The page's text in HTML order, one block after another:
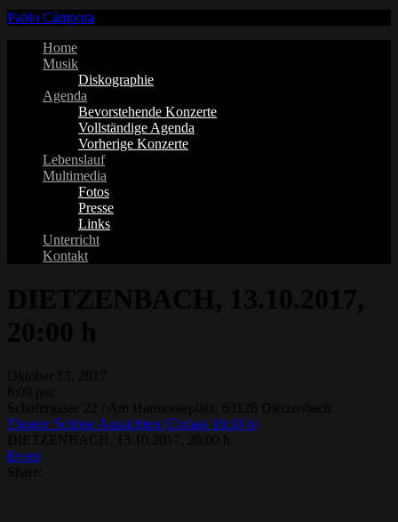
Pablo Cámpora
Home
Musik
Diskographie
Agenda
Bevorstehende Konzerte
Vollständige Agenda
Vorherige Konzerte
Lebenslauf
Multimedia
Fotos
Presse
Links
Unterricht
Kontakt
Theater Schöne Aussichten (Einlass 18:30 h)
Event